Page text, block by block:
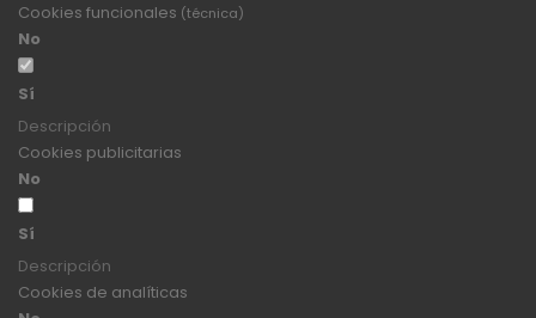
Cookies funcionales (técnica)
No
Sí
Descripción
Cookies publicitarias
No
Sí
Descripción
Cookies de analíticas